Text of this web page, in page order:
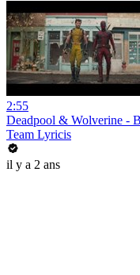
2:55
Deadpool & Wolverine -
Team Lyricis
il y a 2 ans